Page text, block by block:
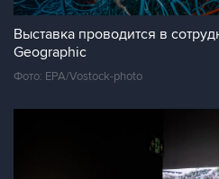
Выставка проводится в
Geographic
Фото: EPA/Vostock-photo